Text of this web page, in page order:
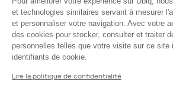
2postes • 15 m²
900 €
Dispo
Bureau privé
et technologies similaires servant à mesurer
et personnaliser votre navigation. Avec votre
des cookies pour stocker, consulter et traiter
personnelles telles que votre visite sur ce site
identifiants de cookie.
Lire la politique de confidentialité